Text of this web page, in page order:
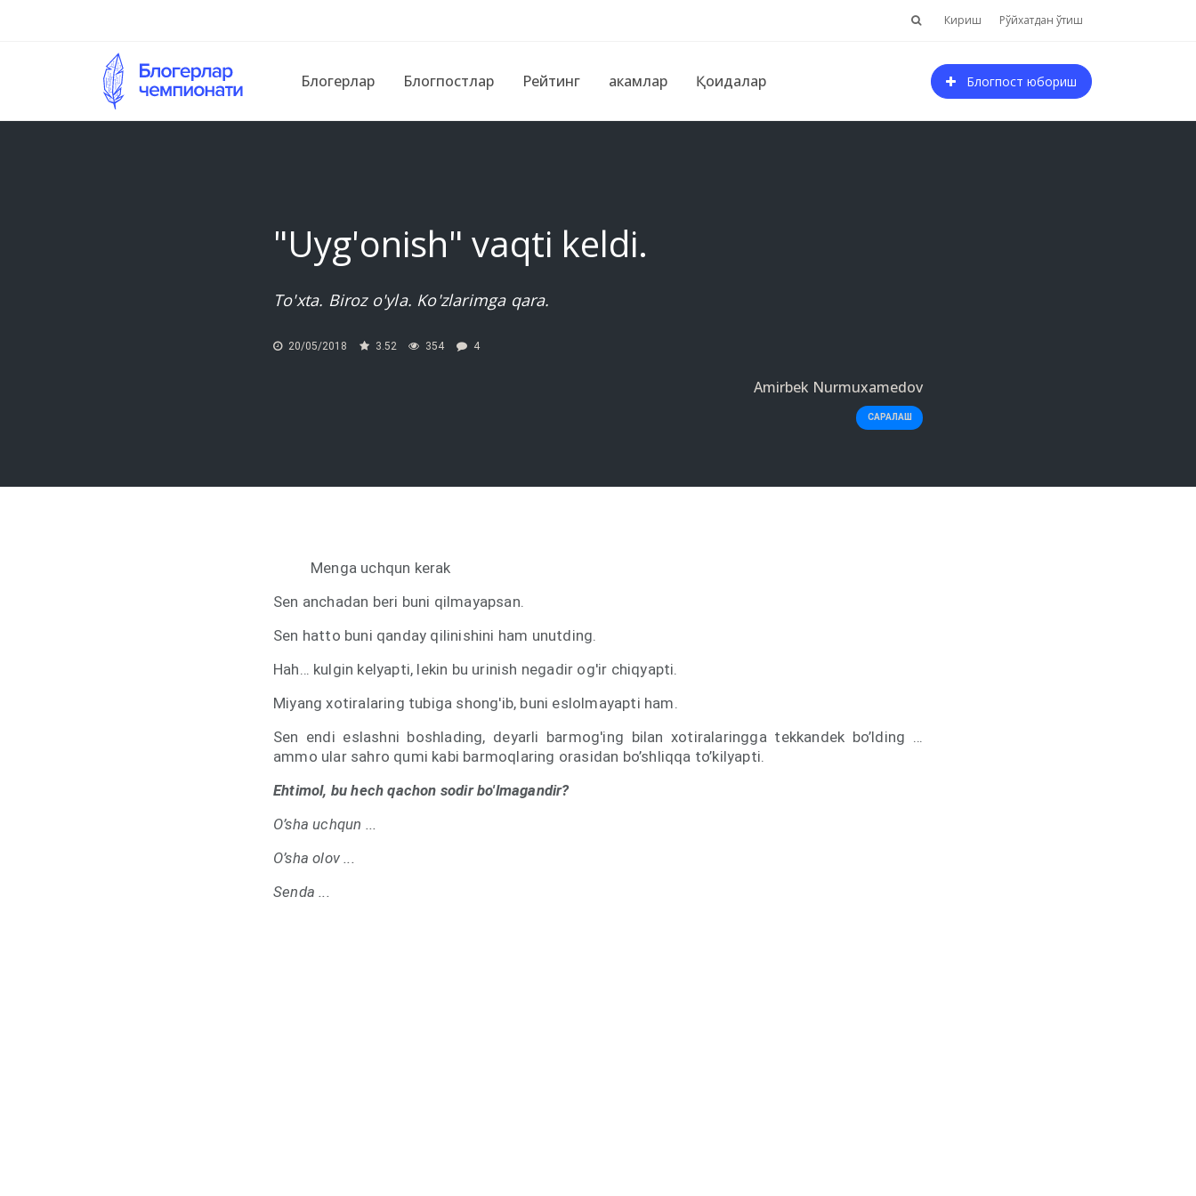
Кириш Рўйхатдан ўтиш
Блогерлар Блогпостлар Рейтинг Ҳакамлар Қоидалар Блогпост юбориш
"Uyg'onish" vaqti keldi.
To'xta. Biroz o'yla. Ko'zlarimga qara.
20/05/2018 3.52 354 4
Amirbek Nurmuxamedov
САРАЛАШ
Menga uchqun kerak
Sen anchadan beri buni qilmayapsan.
Sen hatto buni qanday qilinishini ham unutding.
Hah… kulgin kelyapti, lekin bu urinish negadir og'ir chiqyapti.
Miyang xotiralaring tubiga shong'ib, buni eslolmayapti ham.
Sen endi eslashni boshlading, deyarli barmog'ing bilan xotiralaringga tekkandek bo’lding …
ammo ular sahro qumi kabi barmoqlaring orasidan bo’shliqqa to’kilyapti.
Ehtimol, bu hech qachon sodir bo'lmagandir?
O’sha uchqun ...
O’sha olov ...
Senda ...